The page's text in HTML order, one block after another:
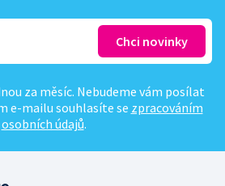
za měsíc. Nebudeme vám posílat
e-mailu souhlasíte se zpracováním
osobních údajů.